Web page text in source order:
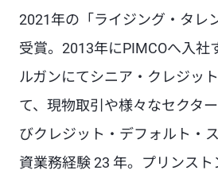
2021年の「ライジング・タレ
受賞。2013年にPIMCOへ入社
ルガンにてシニア・クレジッ
て、現物取引や様々なセクタ
びクレジット・デフォルト・
資業務経験 23 年。プリンス